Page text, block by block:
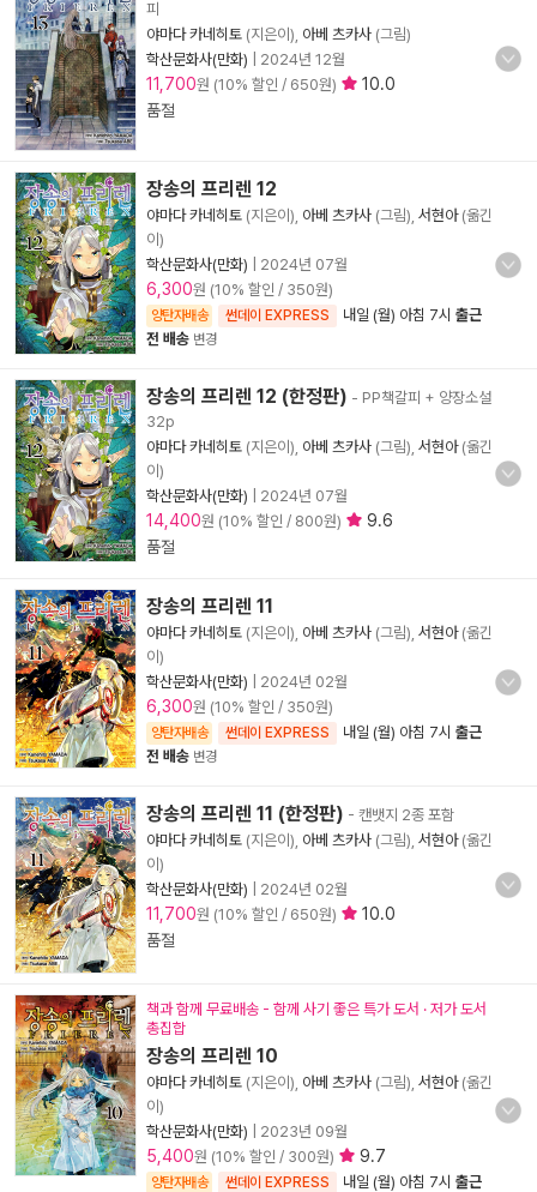
피
야마다 카네히토 (지은이), 아베 츠카사 (그림)
학산문화사(만화)
2024년 12월
11,700원 (10% 할인 / 650원)
10.0
품절
장송의 프리렌 12
야마다 카네히토 (지은이), 아베 츠카사 (그림), 서현아(옮긴
이)
학산문화사(만화)
2024년 07월
6,300원 (10% 할인 / 350원)
양탄자배송 썬데이 EXPRESS 내일 (월) 아침 7시 출근
전 배송 변경
장송의 프리렌 12 (한정판) - PP책갈피 + 양장소설
32p
야마다 카네히토 (지은이), 아베 츠카사 (그림), 서현아(옮긴
이)
학산문화사(만화)
2024년 07월
14,400원 (10% 할인 / 800원)
9.6
품절
장송의 프리렌 11
야마다 카네히토 (지은이), 아베 츠카사 (그림), 서현아(옮긴
이)
학산문화사(만화)
2024년 02월
6,300원 (10% 할인 / 350원)
양탄자배송 썬데이 EXPRESS 내일 (월) 아침 7시 출근
전 배송 변경
장송의 프리렌 11 (한정판) - 캔뱃지 2종 포함
야마다 카네히토 (지은이), 아베 츠카사 (그림), 서현아(옮긴
이)
학산문화사(만화)
2024년 02월
11,700원 (10% 할인 / 650원)
10.0
품절
책과 함께 무료배송 - 함께 사기 좋은 특가 도서 · 저가 도서
총집합
장송의 프리렌 10
야마다 카네히토 (지은이), 아베 츠카사 (그림), 서현아(옮긴
이)
학산문화사(만화)
2023년 09월
5,400원 (10% 할인 / 300원) 9.7
양탄자배송 썬데이 EXPRESS 내일 (월) 아침 7시 출근